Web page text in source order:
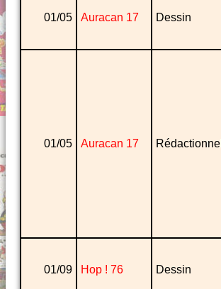
01/05 Auracan 17 Dessin
01/05 Auracan 17 Rédactionnel
01/09 Hop ! 76 Dessin